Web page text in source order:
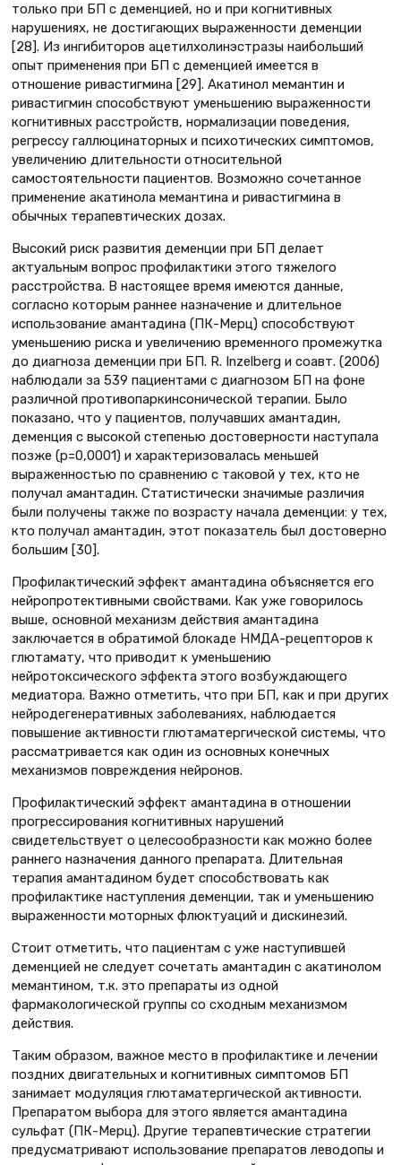
только при БП с деменцией, но и при когнитивных
нарушениях, не достигающих выраженности деменции
[28]. Из ингибиторов ацетилхолинэстразы наибольший
опыт применения при БП с деменцией имеется в
отношение ривастигмина [29]. Акатинол мемантин и
ривастигмин способствуют уменьшению выраженности
когнитивных расстройств, нормализации поведения,
регрессу галлюцинаторных и психотических симптомов,
увеличению длительности относительной
самостоятельности пациентов. Возможно сочетанное
применение акатинола мемантина и ривастигмина в
обычных терапевтических дозах.
Высокий риск развития деменции при БП делает
актуальным вопрос профилактики этого тяжелого
расстройства. В настоящее время имеются данные,
согласно которым раннее назначение и длительное
использование амантадина (ПК-Мерц) способствуют
уменьшению риска и увеличению временного промежутка
до диагноза деменции при БП. R. Inzelberg и соавт. (2006)
наблюдали за 539 пациентами с диагнозом БП на фоне
различной противопаркинсонической терапии. Было
показано, что у пациентов, получавших амантадин,
деменция с высокой степенью достоверности наступала
позже (р=0,0001) и характеризовалась меньшей
выраженностью по сравнению с таковой у тех, кто не
получал амантадин. Статистически значимые различия
были получены также по возрасту начала деменции: у тех,
кто получал амантадин, этот показатель был достоверно
большим [30].
Профилактический эффект амантадина объясняется его
нейропротективными свойствами. Как уже говорилось
выше, основной механизм действия амантадина
заключается в обратимой блокаде НМДА-рецепторов к
глютамату, что приводит к уменьшению
нейротоксического эффекта этого возбуждающего
медиатора. Важно отметить, что при БП, как и при других
нейродегенеративных заболеваниях, наблюдается
повышение активности глютаматергической системы, что
рассматривается как один из основных конечных
механизмов повреждения нейронов.
Профилактический эффект амантадина в отношении
прогрессирования когнитивных нарушений
свидетельствует о целесообразности как можно более
раннего назначения данного препарата. Длительная
терапия амантадином будет способствовать как
профилактике наступления деменции, так и уменьшению
выраженности моторных флюктуаций и дискинезий.
Стоит отметить, что пациентам с уже наступившей
деменцией не следует сочетать амантадин с акатинолом
мемантином, т.к. это препараты из одной
фармакологической группы со сходным механизмом
действия.
Таким образом, важное место в профилактике и лечении
поздних двигательных и когнитивных симптомов БП
занимает модуляция глютаматергической активности.
Препаратом выбора для этого является амантадина
сульфат (ПК-Мерц). Другие терапевтические стратегии
предусматривают использование препаратов леводопы и